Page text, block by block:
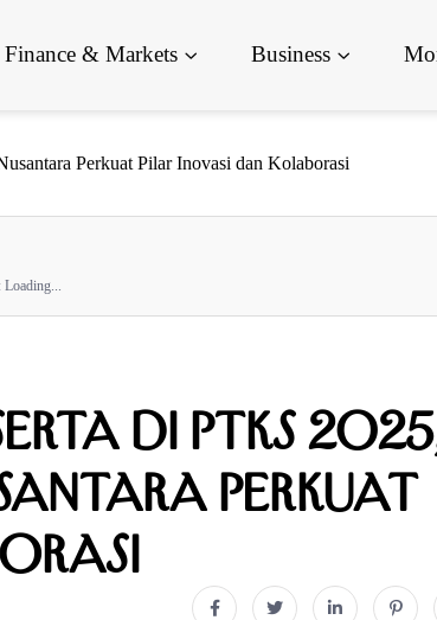
Finance & Markets Business
Perkuat Pilar Inovasi dan Kolaborasi
Loading...
di PTKS
Perkuat